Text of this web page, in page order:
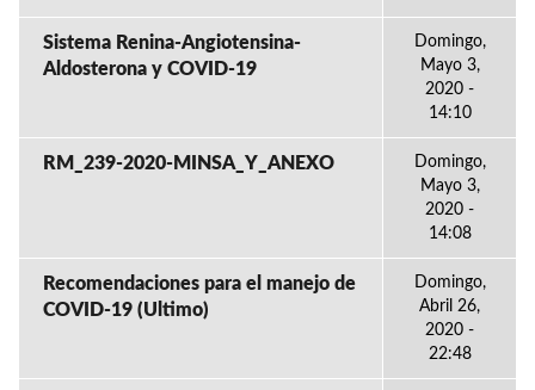
Sistema Renina-Angiotensina-
Aldosterona y COVID-19
Domingo,
Mayo 3,
2020 -
14:10
RM_239-2020-MINSA_Y_ANEXO
Domingo,
Mayo 3,
2020 -
14:08
Recomendaciones para el manejo de
COVID-19 (Ultimo)
Domingo,
Abril 26,
2020 -
22:48